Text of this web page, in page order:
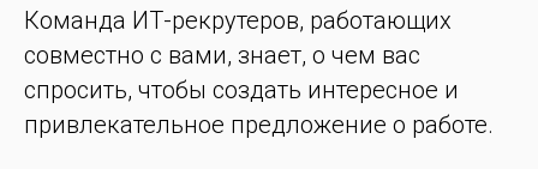
Команда ИТ-рекрутеров, работающих
совместно с вами, знает, о чем вас
спросить, чтобы создать интересное и
привлекательное предложение о работе.